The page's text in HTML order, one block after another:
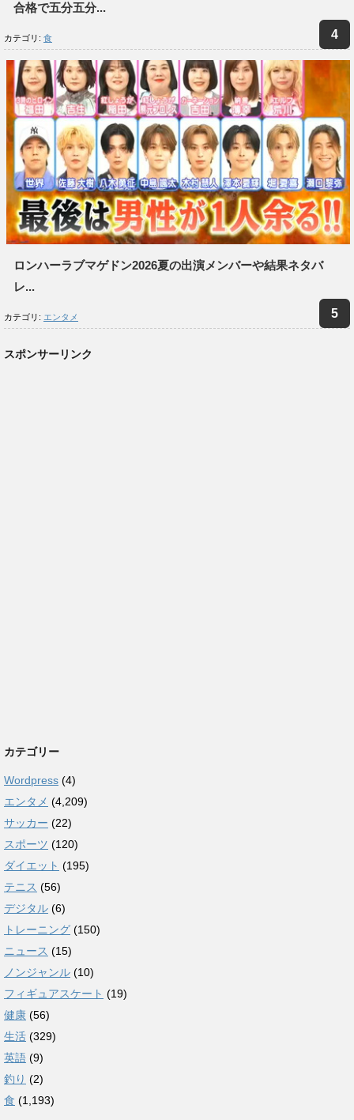
合格で五分五分...
カテゴリ: 食
ロンハーラブマゲドン2026夏の出演メンバーや結果ネタバ
レ...
カテゴリ: エンタメ
スポンサーリンク
カテゴリー
Wordpress (4)
エンタメ (4,209)
サッカー (22)
スポーツ (120)
ダイエット (195)
テニス (56)
デジタル (6)
トレーニング (150)
ニュース (15)
ノンジャンル (10)
フィギュアスケート (19)
健康 (56)
生活 (329)
英語 (9)
釣り (2)
食 (1,193)